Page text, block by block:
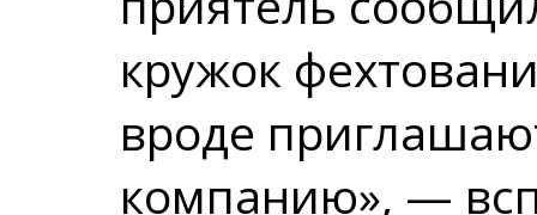
кружок
вроде
компанию», —